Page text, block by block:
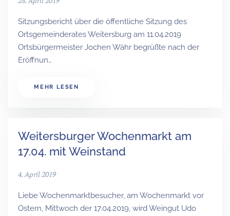
Sitzungsbericht über die öffentliche Sitzung des
Ortsgemeinderates Weitersburg am 11.04.2019
Ortsbürgermeister Jochen Währ begrüßte nach der
Eröffnun…
MEHR LESEN
Weitersburger Wochenmarkt am
17.04. mit Weinstand
4. April 2019
Liebe Wochenmarktbesucher, am Wochenmarkt vor
Ostern, Mittwoch der 17.04.2019, wird Weingut Udo